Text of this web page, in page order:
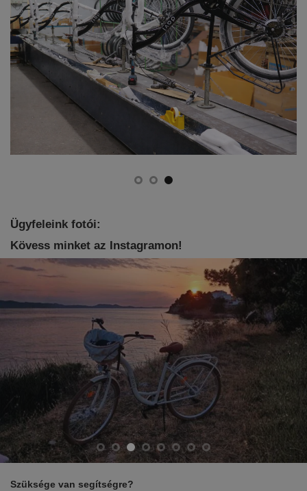
Ügyfeleink fotói:
Kövess minket az Instagramon!
Szüksége van segítségre?